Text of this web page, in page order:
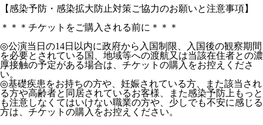
【感染予防・感染拡大防止対策ご協力のお願いと注意事項】
＊＊＊チケットをご購入される前に＊＊＊
◎公演当日の14日以内に政府から入国制限、入国後の観察期間
を必要とされている国、地域等への渡航又は当該在住者との濃
厚接触の予定がある場合は、チケットの購入をお控えくださ
い。
◎基礎疾患をお持ちの方や、妊娠されている方、また該当され
る方や高齢者と同居されているお客様、また感染予防上もっと
も注意しなくてはいけない職業の方や、少しでも不安に感じる
方は、チケットの購入をお控えください。